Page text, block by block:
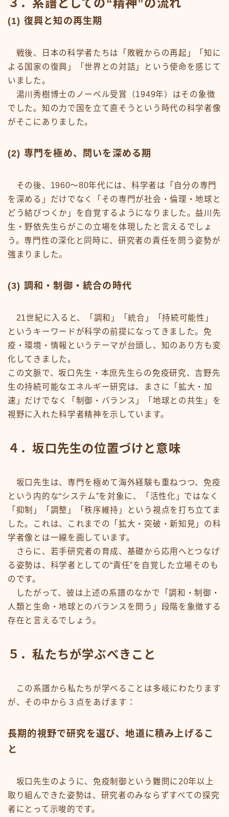
３．系譜としての“精神”の流れ
(1) 復興と知の再生期
戦後、日本の科学者たちは「敗戦からの再起」「知に
よる国家の復興」「世界との対話」という使命を感じて
いました。
湯川秀樹博士のノーベル受賞（1949年）はその象徴
でした。知の力で国を立て直そうという時代の科学者像
がそこにありました。
(2) 専門を極め、問いを深める期
その後、1960〜80年代には、科学者は「自分の専門
を深める」だけでなく「その専門が社会・倫理・地球と
どう結びつくか」を自覚するようになりました。益川先
生・野依先生らがこの立場を体現したと言えるでしょ
う。専門性の深化と同時に、研究者の責任を問う姿勢が
強まりました。
(3) 調和・制御・統合の時代
21世紀に入ると、「調和」「統合」「持続可能性」
というキーワードが科学の前提になってきました。免
疫・環境・情報というテーマが台頭し、知のあり方も変
化してきました。
この文脈で、坂口先生・本庶先生らの免疫研究、吉野先
生の持続可能なエネルギー研究は、まさに「拡大・加
速」だけでなく「制御・バランス」「地球との共生」を
視野に入れた科学者精神を示しています。
４．坂口先生の位置づけと意味
坂口先生は、専門を極めて海外経験も重ねつつ、免疫
という内的な“システム”を対象に、「活性化」ではなく
「抑制」「調整」「秩序維持」という視点を打ち立てま
した。これは、これまでの「拡大・突破・新知見」の科
学者像とは一線を画しています。
さらに、若手研究者の育成、基礎から応用へとつなげ
る姿勢は、科学者としての“責任”を自覚した立場そのも
のです。
したがって、彼は上述の系譜のなかで「調和・制御・
人類と生命・地球とのバランスを問う」段階を象徴する
存在と言えるでしょう。
５．私たちが学ぶべきこと
この系譜から私たちが学べることは多岐にわたります
が、その中から３点をあげます：
長期的視野で研究を選び、地道に積み上げるこ
と
坂口先生のように、免疫制御という難問に20年以上
取り組んできた姿勢は、研究者のみならずすべての探究
者にとって示唆的です。